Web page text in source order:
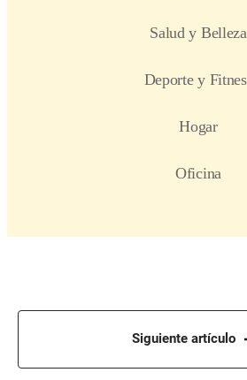
Siguiente artículo